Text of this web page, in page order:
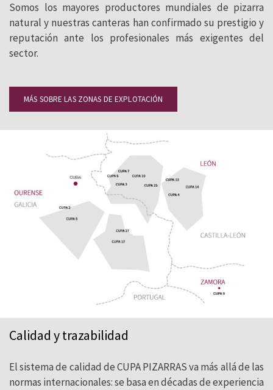
Somos los mayores productores mundiales de pizarra
natural y nuestras canteras han confirmado su prestigio y
reputación ante los profesionales más exigentes del
sector.
MÁS SOBRE LAS ZONAS DE EXPLOTACIÓN
Calidad y trazabilidad
El sistema de calidad de CUPA PIZARRAS va más allá de las
normas internacionales: se basa en décadas de experiencia